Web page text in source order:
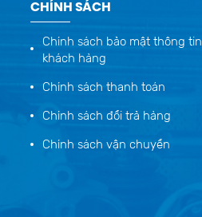
CHÍNH SÁCH
Chính sách bảo mật thông tin
khách hàng
Chính sách thanh toán
Chính sách đổi trả hàng
Chính sách vận chuyển